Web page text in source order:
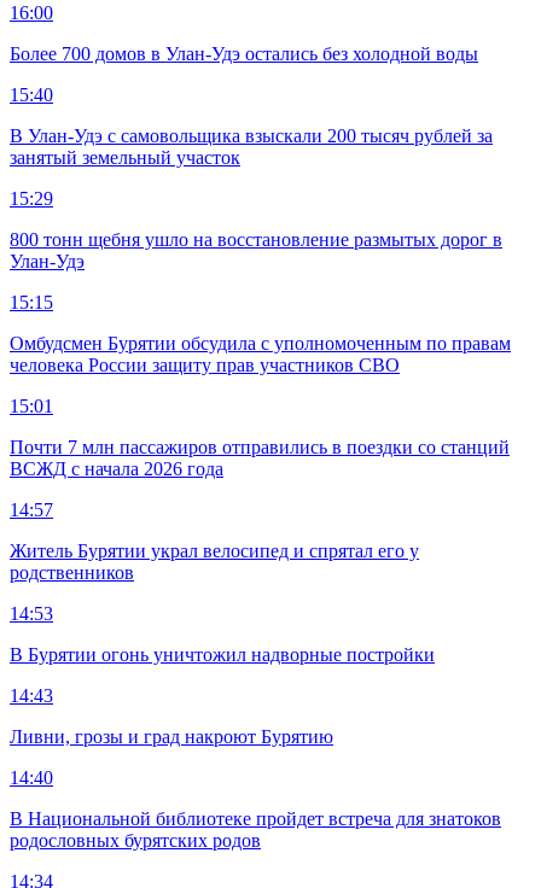
16:00
Более 700 домов в Улан-Удэ остались без холодной воды
15:40
В Улан-Удэ с самовольщика взыскали 200 тысяч рублей за
занятый земельный участок
15:29
800 тонн щебня ушло на восстановление размытых дорог в
Улан-Удэ
15:15
Омбудсмен Бурятии обсудила с уполномоченным по правам
человека России защиту прав участников СВО
15:01
Почти 7 млн пассажиров отправились в поездки со станций
ВСЖД с начала 2026 года
14:57
Житель Бурятии украл велосипед и спрятал его у
родственников
14:53
В Бурятии огонь уничтожил надворные постройки
14:43
Ливни, грозы и град накроют Бурятию
14:40
В Национальной библиотеке пройдет встреча для знатоков
родословных бурятских родов
14:34